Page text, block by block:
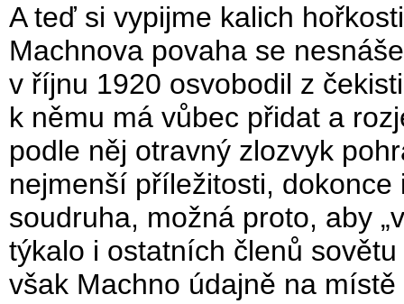
A teď si vypijme kalich
Machnova povaha se
v říjnu 1920 osvobodil z
k němu má vůbec přidat a
podle něj otravný zlozvyk
nejmenší příležitosti,
soudruha, možná proto, aby
týkalo i ostatních členů
však Machno údajně na